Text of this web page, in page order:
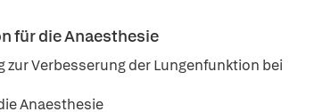
für die Anaesthesie
Verbesserung der Lungenfunktion bei
Anaesthesie